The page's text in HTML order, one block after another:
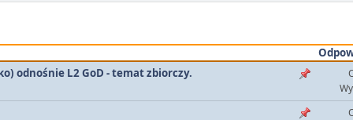
odnośnie L2 GoD - temat zbiorczy.